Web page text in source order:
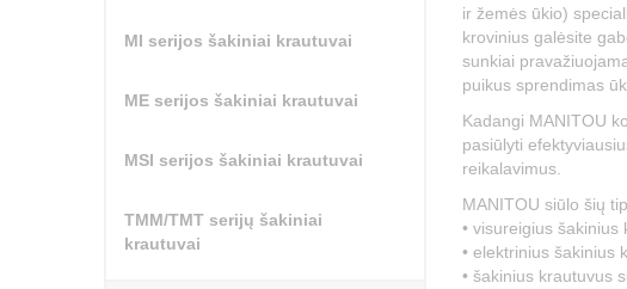
ir žemės ūkio)
krovinius galėsite
sunkiai
puikus sprendimas
Kadangi MANITOU
pasiūlyti
reikalavimus.
MANITOU siūlo šių
• visureigius
• elektrinius šakinius
• šakinius krautuvus
MI serijos šakiniai krautuvai
ME serijos šakiniai krautuvai
MSI serijos šakiniai krautuvai
TMM/TMT serijų šakiniai
krautuvai